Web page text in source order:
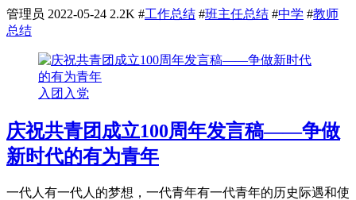
管理员 2022-05-24 2.2K #工作总结 #班主任总结 #中学 #教师
总结
入团入党
庆祝共青团成立100周年发言稿——争做
新时代的有为青年
一代人有一代人的梦想，一代青年有一代青年的历史际遇和使